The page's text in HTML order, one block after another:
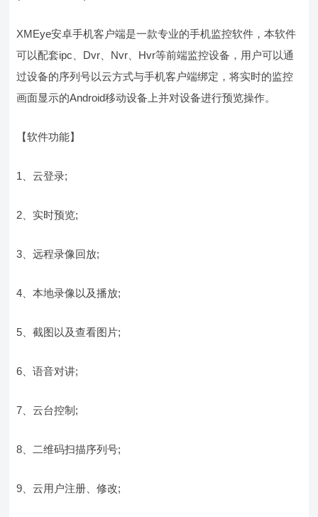
XMEye安卓手机客户端是一款专业的手机监控软件，本软件
可以配套ipc、Dvr、Nvr、Hvr等前端监控设备，用户可以通
过设备的序列号以云方式与手机客户端绑定，将实时的监控
画面显示的Android移动设备上并对设备进行预览操作。
【软件功能】
1、云登录;
2、实时预览;
3、远程录像回放;
4、本地录像以及播放;
5、截图以及查看图片;
6、语音对讲;
7、云台控制;
8、二维码扫描序列号;
9、云用户注册、修改;